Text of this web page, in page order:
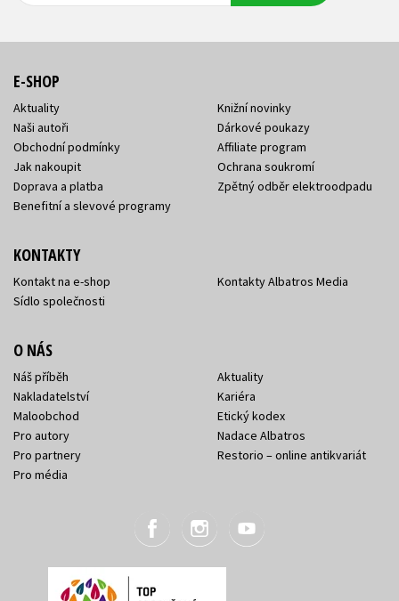
E-SHOP
Aktuality
Naši autoři
Obchodní podmínky
Jak nakoupit
Doprava a platba
Benefitní a slevové programy
Knižní novinky
Dárkové poukazy
Affiliate program
Ochrana soukromí
Zpětný odběr elektroodpadu
KONTAKTY
Kontakt na e-shop
Sídlo společnosti
Kontakty Albatros Media
O NÁS
Náš příběh
Nakladatelství
Maloobchod
Pro autory
Pro partnery
Pro média
Aktuality
Kariéra
Etický kodex
Nadace Albatros
Restorio – online antikvariát